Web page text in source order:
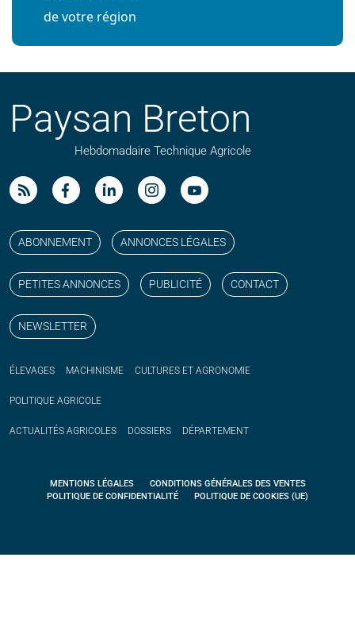
de votre région
Paysan Breton
Hebdomadaire Technique Agricole
ABONNEMENT ANNONCES LÉGALES
PETITES ANNONCES PUBLICITÉ CONTACT
NEWSLETTER
ÉLEVAGES MACHINISME CULTURES ET AGRONOMIE
POLITIQUE AGRICOLE
ACTUALITÉS AGRICOLES DOSSIERS DÉPARTEMENT
MENTIONS LÉGALES
CONDITIONS GÉNÉRALES DES VENTES
POLITIQUE DE CONFIDENTIALITÉ
POLITIQUE DE COOKIES (UE)